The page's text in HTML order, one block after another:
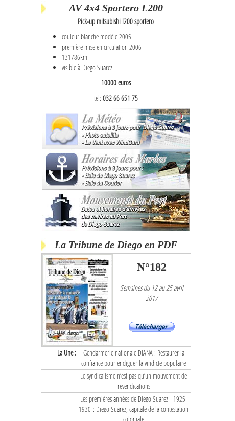
AV 4x4 Sportero L200
Pick-up mitsubishi l200 sportero
couleur blanche modèle 2005
première mise en circulation 2006
131786km
visible à Diego Suarez
10000 euros
tel: 032 66 651 75
La Tribune de Diego en PDF
N°182
Semaines du 12 au 25 avril
2017
La Une :
Gendarmerie nationale DIANA : Restaurer la
confiance pour endiguer la vindicte populaire
Le syndicalisme n’est pas qu’un mouvement de
revendications
Les premières années de Diego Suarez - 1925-
1930 : Diego Suarez, capitale de la contestation